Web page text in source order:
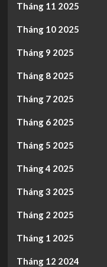
Tháng 11 2025
Tháng 10 2025
Tháng 9 2025
Tháng 8 2025
Tháng 7 2025
Tháng 6 2025
Tháng 5 2025
Tháng 4 2025
Tháng 3 2025
Tháng 2 2025
Tháng 1 2025
Tháng 12 2024